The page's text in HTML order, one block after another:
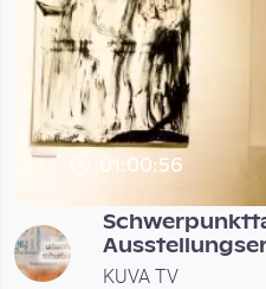
01:00:56
KUVA TV